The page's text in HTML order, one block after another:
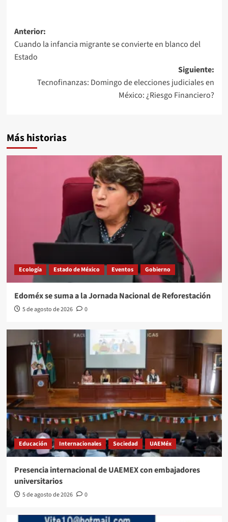
Navegación
de
entradas
Anterior:
Cuando la infancia migrante se convierte en blanco del
Estado
Siguiente:
Tecnofinanzas: Domingo de elecciones judiciales en
México: ¿Riesgo Financiero?
Más historias
Ecología Estado de México Eventos Gobierno
Edoméx se suma a la Jornada Nacional de Reforestación
5 de agosto de 2026 0
Educación Internacionales Sociedad UAEMéx
Presencia internacional de UAEMEX con embajadores
universitarios
5 de agosto de 2026 0